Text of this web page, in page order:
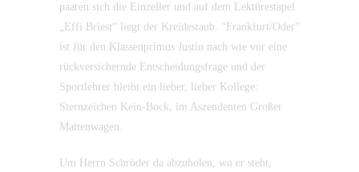
paaren sich die Einzeller und auf dem Lektürestapel
„Effi Briest“ liegt der Kreidestaub. “Frankfurt/Oder”
ist für den Klassenprimus Justin nach wie vor eine
rückversichernde Entscheidungsfrage und der
Sportlehrer bleibt ein lieber, lieber Kollege:
Sternzeichen Kein-Bock, im Aszendenten Großer
Mattenwagen.
Um Herrn Schröder da abzuholen, wo er steht,